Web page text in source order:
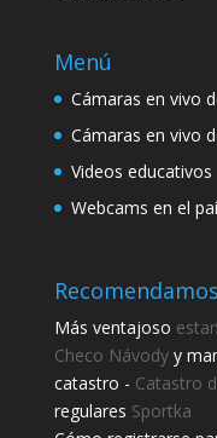
Menú
Cámaras en vivo
Cámaras en vivo
Videos educativos
Webcams en el
Recomendamos
Más ventajoso
Checo Návodyy
catastro - Catastro
regulares Sportka